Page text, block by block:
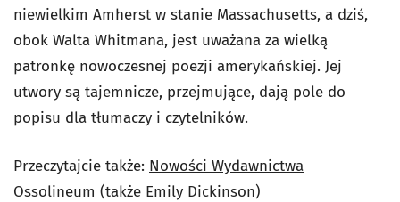
niewielkim Amherst w stanie Massachusetts, a dziś,
obok Walta Whitmana, jest uważana za wielką
patronkę nowoczesnej poezji amerykańskiej. Jej
utwory są tajemnicze, przejmujące, dają pole do
popisu dla tłumaczy i czytelników.
Przeczytajcie także: Nowości Wydawnictwa
Ossolineum (także Emily Dickinson)